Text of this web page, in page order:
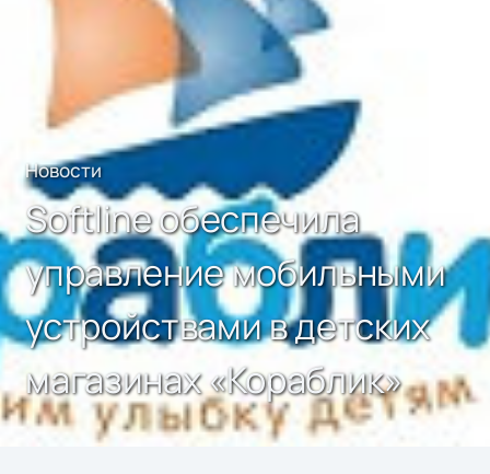
Новости
Softline обеспечила
управление мобильными
устройствами в детских
магазинах «Кораблик»